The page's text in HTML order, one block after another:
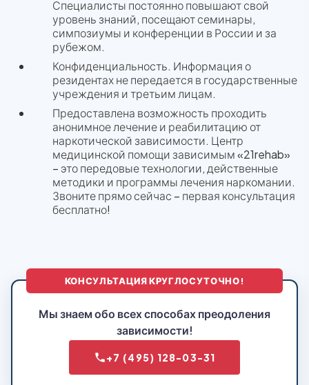
Специалисты постоянно повышают свой
уровень знаний, посещают семинары,
симпозиумы и конференции в России и за
рубежом.
Конфиденциальность. Информация о
резидентах не передается в государственные
учреждения и третьим лицам.
Предоставлена возможность проходить
анонимное лечение и реабилитацию от
наркотической зависимости. Центр
медицинской помощи зависимым «21rehab»
– это передовые технологии, действенные
методики и программы лечения наркомании.
Звоните прямо сейчас – первая консультация
бесплатно!
КОНСУЛЬТАЦИЯ КРУГЛОСУТОЧНО!
Мы знаем обо всех способах преодоления
зависимости!
+7 (495) 128-03-31